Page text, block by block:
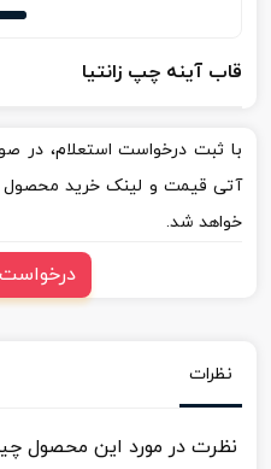
قاب آینه چپ زانتیا
با ثبت درخواست استعلام، در
آتی قیمت و لینک خرید محصول
خواهد شد.
نظرات
نظرت در مورد این محصول